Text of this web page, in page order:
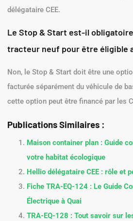
délégataire CEE.
Le Stop & Start est-il obligatoire
tracteur neuf pour être éligible
Non, le Stop & Start doit être une
facturée séparément du véhicule de
cette option peut être financé par les
Publications Similaires :
Maison container plan : Guide
votre habitat écologique
Hellio délégataire CEE : rôle et
Fiche TRA-EQ-124 : Le Guide
Électrique à Quai
TRA-EQ-128 : Tout savoir sur